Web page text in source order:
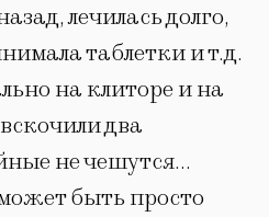
лечилась долго,
таблетки и т.д.
на клиторе и на
два
не чешутся…
быть просто